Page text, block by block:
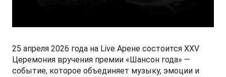
J7 Лифтбек
от 1 749 000 ₽*
Кредитный калькулятор
Регламент ТО
Партнеры
25 апреля 2026 года на Live Арене состоится ХХV
Церемония вручения премии «Шансон года» —
событие, которое объединяет музыку, эмоции и